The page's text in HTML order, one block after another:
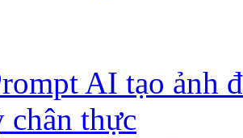
AI tạo ảnh
chân thực